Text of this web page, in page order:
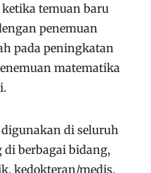
temuan baru
penemuan
pada peningkatan
matematika
di seluruh
di berbagai bidang,
kedokteran/medis,